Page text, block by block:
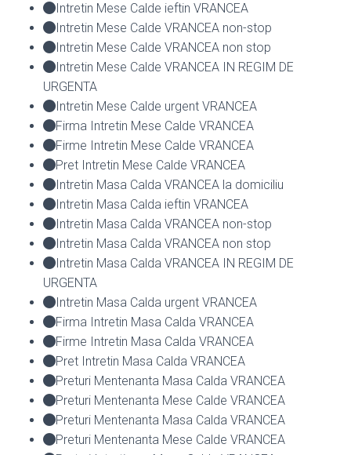
Intretin Mese Calde ieftin VRANCEA
Intretin Mese Calde VRANCEA non-stop
Intretin Mese Calde VRANCEA non stop
Intretin Mese Calde VRANCEA IN REGIM DE
URGENTA
Intretin Mese Calde urgent VRANCEA
Firma Intretin Mese Calde VRANCEA
Firme Intretin Mese Calde VRANCEA
Pret Intretin Mese Calde VRANCEA
Intretin Masa Calda VRANCEA la domiciliu
Intretin Masa Calda ieftin VRANCEA
Intretin Masa Calda VRANCEA non-stop
Intretin Masa Calda VRANCEA non stop
Intretin Masa Calda VRANCEA IN REGIM DE
URGENTA
Intretin Masa Calda urgent VRANCEA
Firma Intretin Masa Calda VRANCEA
Firme Intretin Masa Calda VRANCEA
Pret Intretin Masa Calda VRANCEA
Preturi Mentenanta Masa Calda VRANCEA
Preturi Mentenanta Mese Calde VRANCEA
Preturi Mentenanta Masa Calda VRANCEA
Preturi Mentenanta Mese Calde VRANCEA